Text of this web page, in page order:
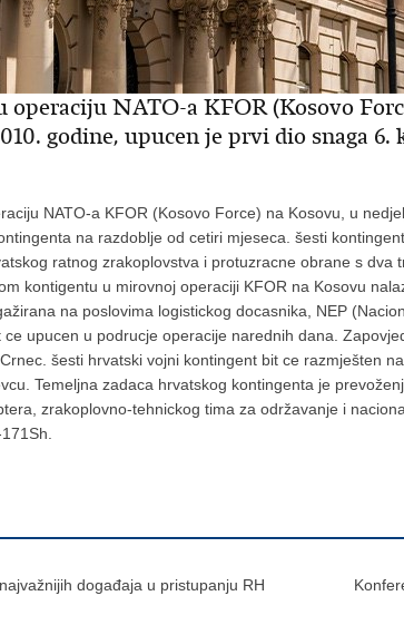
NATO-a KFOR (Kosovo
godine, upucen je prvi dio snaga
NATO-a KFOR (Kosovo Force) na Kosovu, u
na razdoblje od cetiri mjeseca. šesti
ratnog zrakoplovstva i protuzracne obrane s
kontigentu u mirovnoj operaciji KFOR na Kosovu
na poslovima logistickog docasnika, NEP
ce upucen u podrucje operacije narednih dana.
šesti hrvatski vojni kontingent bit ce razmješten
Temeljna zadaca hrvatskog kontingenta je
zrakoplovno-tehnickog tima za održavanje i
događaja u pristupanju RH